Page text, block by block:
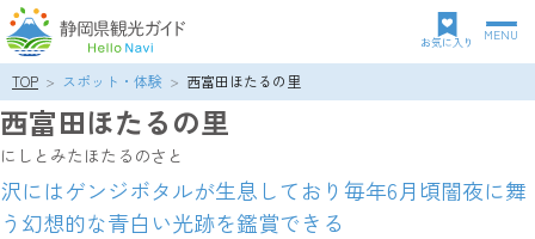
グ
ロ
ビ
お気に入り MENU
パ
ン
ク
ズ
リ
ス
TOP スポット・体験 西富田ほたるの里
西富田ほたるの里
にしとみたほたるのさと
沢にはゲンジボタルが生息しており毎年6月頃闇夜に舞
う幻想的な青白い光跡を鑑賞できる